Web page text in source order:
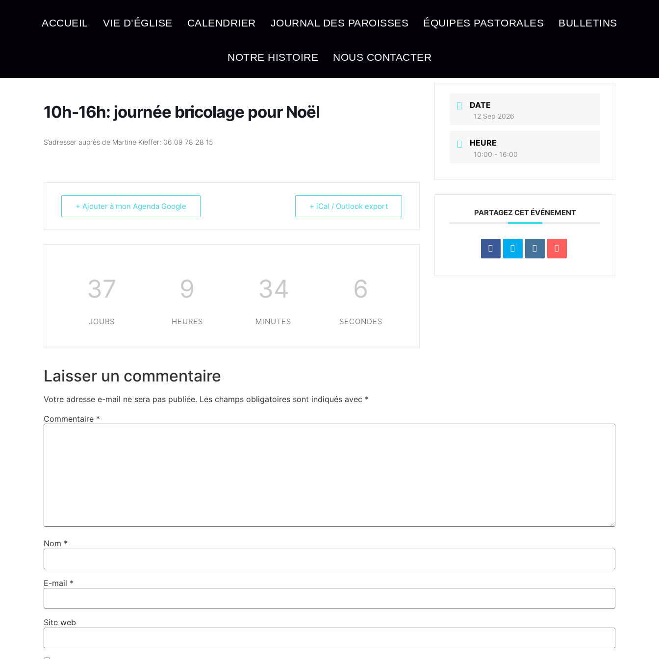
ACCUEIL VIE D’ÉGLISE CALENDRIER JOURNAL DES PAROISSES ÉQUIPES PASTORALES BULLETINS
NOTRE HISTOIRE NOUS CONTACTER
10h-16h: journée bricolage pour Noël
S’adresser auprès de Martine Kieffer: 06 09 78 28 15
+ Ajouter à mon Agenda Google + iCal / Outlook export
37
JOURS
9
HEURES
34
MINUTES
6
SECONDES
DATE
12 Sep 2026
HEURE
10:00 - 16:00
PARTAGEZ CET ÉVÉNEMENT
Laisser un commentaire
Votre adresse e-mail ne sera pas publiée. Les champs obligatoires sont indiqués avec *
Commentaire *
Nom *
E-mail *
Site web